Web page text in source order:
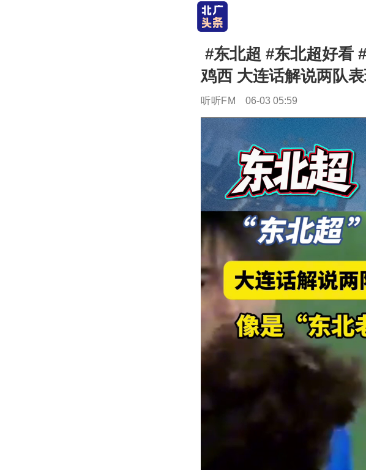
#东北超 #东北超好看
鸡西 大连话解说两队
听听FM 06-03 05:59